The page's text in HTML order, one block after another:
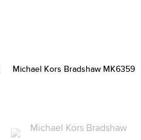
Michael Kors Bradshaw MK6359